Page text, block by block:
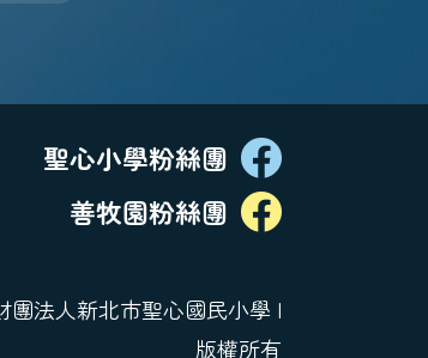
聖心小學粉絲團
善牧園粉絲團
法人新北市聖心國民小學 |
版權所有